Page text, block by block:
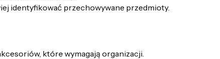
identyfikować przechowywane przedmioty.
które wymagają organizacji.